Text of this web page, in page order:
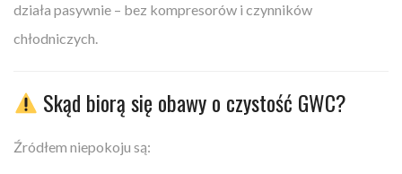
działa pasywnie – bez kompresorów i czynników
chłodniczych.
Skąd biorą się obawy o czystość GWC?
Źródłem niepokoju są: